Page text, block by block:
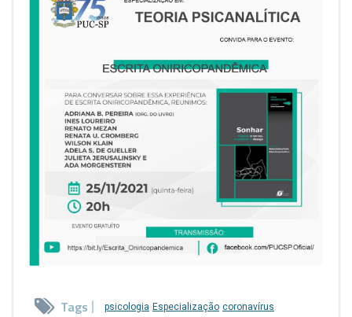
Tags psicologia Especialização coronavírus